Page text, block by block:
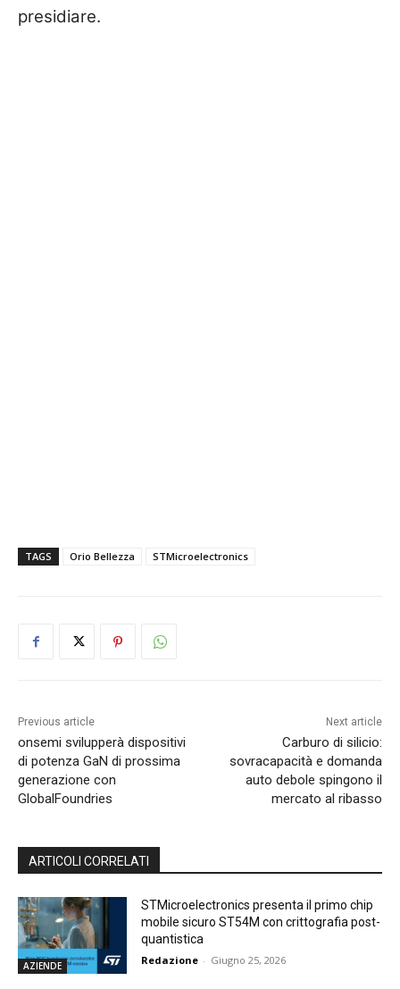
presidiare.
TAGS Orio Bellezza STMicroelectronics
Previous article
onsemi svilupperà dispositivi
di potenza GaN di prossima
generazione con
GlobalFoundries
Next article
Carburo di silicio:
sovracapacità e domanda
auto debole spingono il
mercato al ribasso
ARTICOLI CORRELATI
AZIENDE
STMicroelectronics presenta il primo chip
mobile sicuro ST54M con crittografia post-
quantistica
Redazione - Giugno 25, 2026